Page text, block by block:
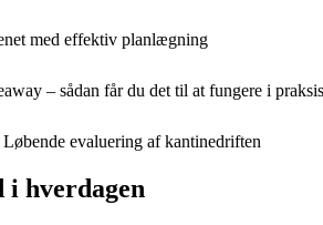
med effektiv planlægning
– sådan får du det til at fungere i praksis
evaluering af kantinedriften
i hverdagen